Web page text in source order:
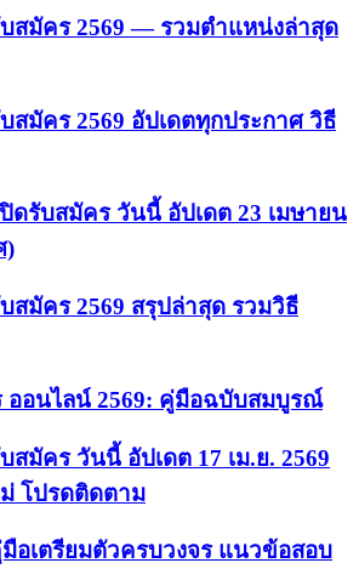
สมัคร 2569 — รวมตำแหน่งล่าสุด
สมัคร 2569 อัปเดตทุกประกาศ วิธี
ดรับสมัคร วันนี้ อัปเดต 23 เมษายน
)
สมัคร 2569 สรุปล่าสุด รวมวิธี
ออนไลน์ 2569: คู่มือฉบับสมบูรณ์
สมัคร วันนี้ อัปเดต 17 เม.ย. 2569
โปรดติดตาม
อเตรียมตัวครบวงจร แนวข้อสอบ